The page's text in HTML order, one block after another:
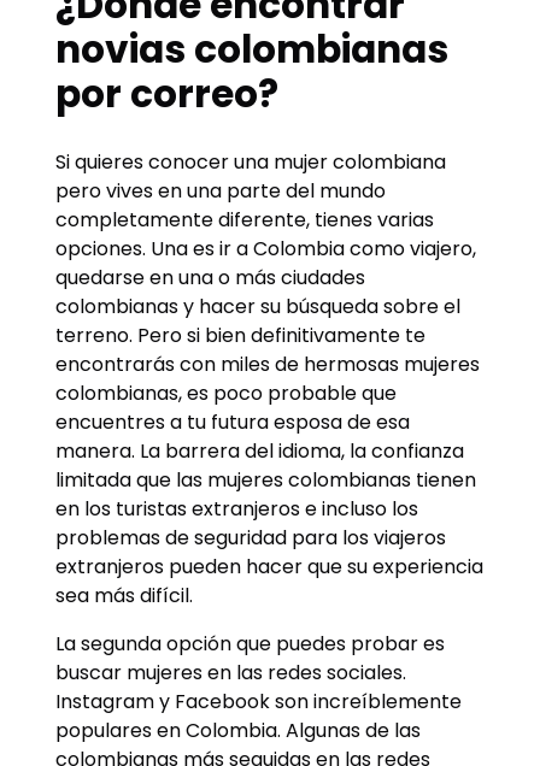
novias colombianas
por correo?
Si quieres conocer una mujer colombiana
pero vives en una parte del mundo
completamente diferente, tienes varias
opciones. Una es ir a Colombia como viajero,
quedarse en una o más ciudades
colombianas y hacer su búsqueda sobre el
terreno. Pero si bien definitivamente te
encontrarás con miles de hermosas mujeres
colombianas, es poco probable que
encuentres a tu futura esposa de esa
manera. La barrera del idioma, la confianza
limitada que las mujeres colombianas tienen
en los turistas extranjeros e incluso los
problemas de seguridad para los viajeros
extranjeros pueden hacer que su experiencia
sea más difícil.
La segunda opción que puedes probar es
buscar mujeres en las redes sociales.
Instagram y Facebook son increíblemente
populares en Colombia. Algunas de las
colombianas más seguidas en las redes